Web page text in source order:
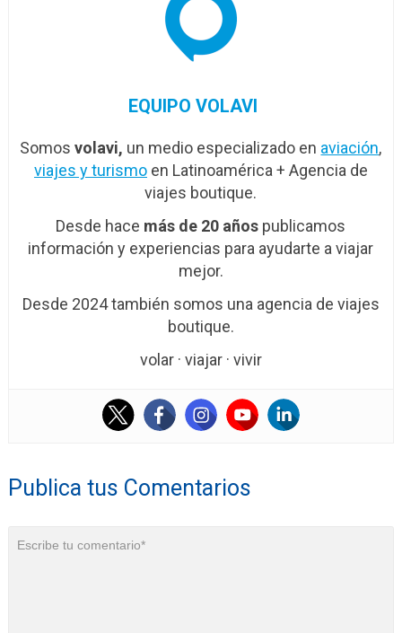
EQUIPO VOLAVI
Somosvolavi, un medio especializado en aviación,
viajes y turismoen Latinoamérica + Agencia de
viajes boutique.
Desde hace más de 20 años publicamos
información y experiencias para ayudarte a viajar
mejor.
Desde 2024 también somos una agencia de viajes
boutique.
volar · viajar · vivir
Publica tus Comentarios